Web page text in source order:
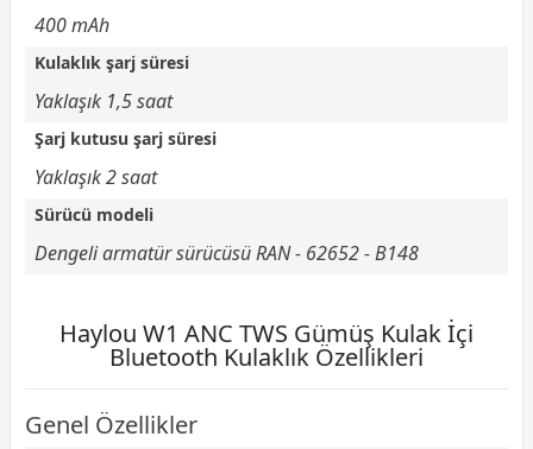
400 mAh
Kulaklık şarj süresi
Yaklaşık 1,5 saat
Şarj kutusu şarj süresi
Yaklaşık 2 saat
Sürücü modeli
Dengeli armatür sürücüsü RAN - 62652 - B148
Haylou W1 ANC TWS Gümüş Kulak İçi
Bluetooth Kulaklık Özellikleri
Genel Özellikler